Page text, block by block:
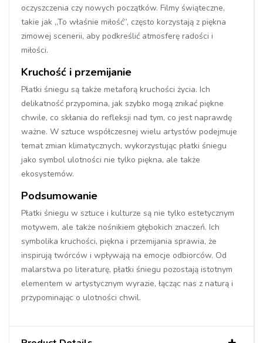
oczyszczenia czy nowych początków. Filmy świąteczne,
takie jak „To właśnie miłość”, często korzystają z piękna
zimowej scenerii, aby podkreślić atmosferę radości i
miłości.
Kruchość i przemijanie
Płatki śniegu są także metaforą kruchości życia. Ich
delikatność przypomina, jak szybko mogą znikać piękne
chwile, co skłania do refleksji nad tym, co jest naprawdę
ważne. W sztuce współczesnej wielu artystów podejmuje
temat zmian klimatycznych, wykorzystując płatki śniegu
jako symbol ulotności nie tylko piękna, ale także
ekosystemów.
Podsumowanie
Płatki śniegu w sztuce i kulturze są nie tylko estetycznym
motywem, ale także nośnikiem głębokich znaczeń. Ich
symbolika kruchości, piękna i przemijania sprawia, że
inspirują twórców i wpływają na emocje odbiorców. Od
malarstwa po literaturę, płatki śniegu pozostają istotnym
elementem w artystycznym wyrazie, łącząc nas z naturą i
przypominając o ulotności chwil.